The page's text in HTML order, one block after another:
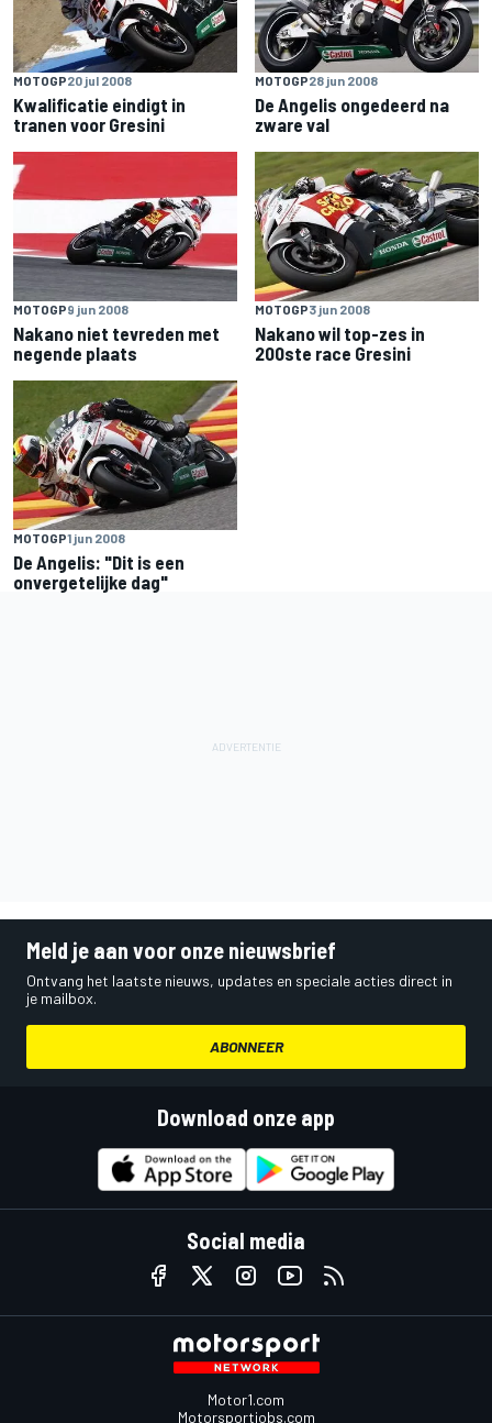
MOTOGP20 jul 2008
Kwalificatie eindigt in
tranen voor Gresini
MOTOGP28 jun 2008
De Angelis ongedeerd na
zware val
MOTOGP9 jun 2008
Nakano niet tevreden met
negende plaats
MOTOGP3 jun 2008
Nakano wil top-zes in
200ste race Gresini
MOTOGP1 jun 2008
De Angelis: "Dit is een
onvergetelijke dag"
Meld je aan voor onze nieuwsbrief
Ontvang het laatste nieuws, updates en speciale acties direct in
je mailbox.
ABONNEER
Download onze app
Social media
Motor1.com
Motorsportjobs.com